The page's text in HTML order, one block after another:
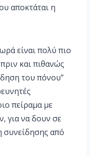
αποκτάται η
είναι πολύ πιο
και πιθανώς
του πόνου”
πείραμα με
για να δουν σε
συνείδησης από